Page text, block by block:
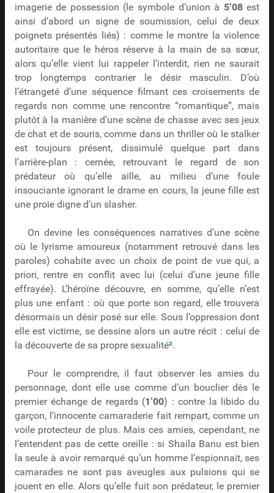
imagerie de possession (le symbole d’union à 5’08est
ainsi d’abord un signe de soumission, celui de deux
poignets présentés liés) : comme le montre la violence
autoritaire que le héros réserve à la main de sa sœur,
alors qu’elle vient lui rappeler l’interdit, rien ne saurait
trop longtemps contrarier le désir masculin. D’où
l’étrangeté d’une séquence filmant ces croisements de
regards non comme une rencontre “romantique”, mais
plutôt à la manière d’une scène de chasse avec ses jeux
de chat et de souris, comme dans un thriller où le stalker
est toujours présent, dissimulé quelque part dans
l’arrière-plan : cernée, retrouvant le regard de son
prédateur où qu’elle aille, au milieu d’une foule
insouciante ignorant le drame en cours, la jeune fille est
une proie digne d’un slasher.
On devine les conséquences narratives d’une scène
où le lyrisme amoureux (notamment retrouvé dans les
paroles) cohabite avec un choix de point de vue qui, a
priori, rentre en conflit avec lui (celui d’une jeune fille
effrayée). L’héroïne découvre, en somme, qu’elle n’est
plus une enfant : où que porte son regard, elle trouvera
désormais un désir posé sur elle. Sous l’oppression dont
elle est victime, se dessine alors un autre récit : celui de
la découverte de sa propre sexualité².
Pour le comprendre, il faut observer les amies du
personnage, dont elle use comme d’un bouclier dès le
premier échange de regards (1’00) : contre la libido du
garçon, l’innocente camaraderie fait rempart, comme un
voile protecteur de plus. Mais ces amies, cependant, ne
l’entendent pas de cette oreille : si Shaila Banu est bien
la seule à avoir remarqué qu’un homme l’espionnait, ses
camarades ne sont pas aveugles aux pulsions qui se
jouent en elle. Alors qu’elle fuit son prédateur, le premier